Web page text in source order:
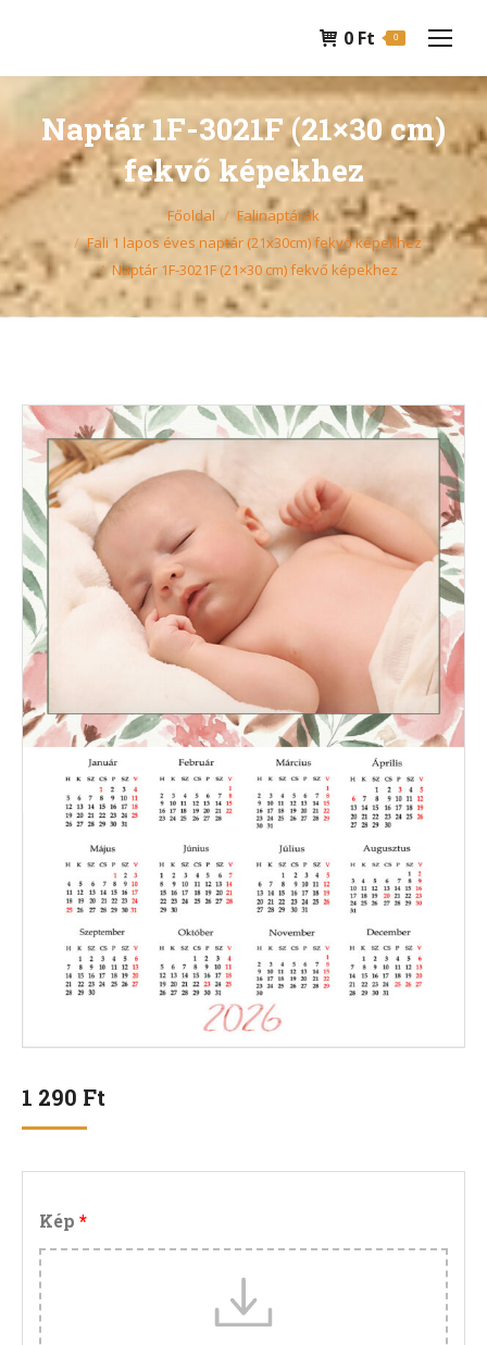
0 Ft 0
Naptár 1F-3021F (21×30 cm)
fekvő képekhez
You are here: Főoldal
Falinaptárak
Fali 1 lapos éves naptár (21x30cm) fekvő képekhez
Naptár 1F-3021F (21×30 cm) fekvő képekhez
1 290 Ft
Kép